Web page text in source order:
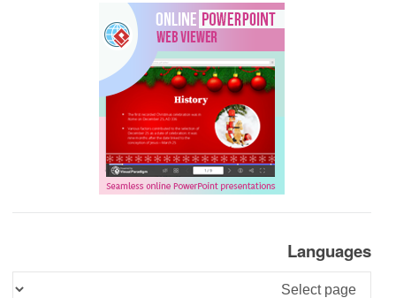
Languages
Languages